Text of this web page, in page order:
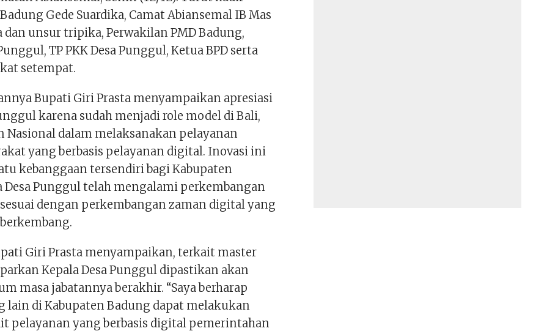
Gede Suardika, Camat Abiansemal IB Mas
dan unsur tripika, Perwakilan PMD Badung,
TP PKK Desa Punggul, Ketua BPD serta
setempat.
Bupati Giri Prasta menyampaikan apresiasi
karena sudah menjadi role model di Bali,
Nasional dalam melaksanakan pelayanan
yang berbasis pelayanan digital. Inovasi ini
kebanggaan tersendiri bagi Kabupaten
Desa Punggul telah mengalami perkembangan
dengan perkembangan zaman digital yang
Giri Prasta menyampaikan, terkait master
Kepala Desa Punggul dipastikan akan
masa jabatannya berakhir. “Saya berharap
lain di Kabupaten Badung dapat melakukan
pelayanan yang berbasis digital pemerintahan